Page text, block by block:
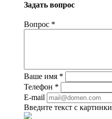
Задать вопрос
Вопрос *
Ваше имя *
Телефон *
E-mail
Введите текст с картинки